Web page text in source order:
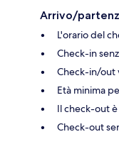
Arrivo/
L'orario del
Check-in
Check-in/out
Età minima
Il check-out
Check-out